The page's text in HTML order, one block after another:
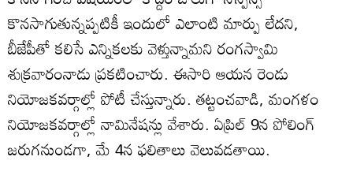
కొనసాగుతున్నప్పటికీ ఇందులో ఎలాంటి మార్పు లేదని,
బీజేపీతో కలిసే ఎన్నికలకు వెళ్తున్నామని రంగస్వామి
శుక్రవారంనాడు ప్రకటించారు. ఈసారి ఆయన రెండు
నియోజకవర్గాల్లో పోటీ చేస్తున్నారు. తట్టంచవాడి, మంగళం
నియోజకవర్గాల్లో నామినేషన్లు వేశారు. ఏప్రిల్ 9న పోలింగ్
జరుగనుండగా, మే 4న ఫలితాలు వెలువడతాయి.